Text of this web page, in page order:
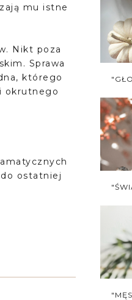
mu istne
Nikt poza
Sprawa
którego
okrutnego
ostatniej